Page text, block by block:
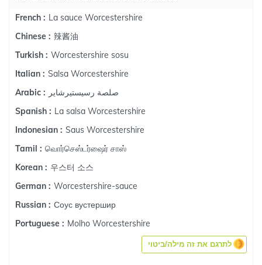
French : La sauce Worcestershire
Chinese : 辣酱油
Turkish : Worcestershire sosu
Italian : Salsa Worcestershire
Arabic : صلصة رسيستيرشاير
Spanish : La salsa Worcestershire
Indonesian : Saus Worcestershire
Tamil : வொர்செஸ்டர்ஷைர் சாஸ்
Korean : 우스터 소스
German : Worcestershire-sauce
Russian : Соус вустершир
Portuguese : Molho Worcestershire
לתרגם את זה מילה/ביטוי